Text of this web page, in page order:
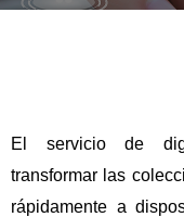
El servicio de
transformar las
rápidamente a